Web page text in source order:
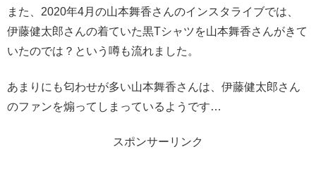
また、2020年4月の山本舞香さんのインスタライブでは、
伊藤健太郎さんの着ていた黒Tシャツを山本舞香さんがきて
いたのでは？という噂も流れました。
あまりにも匂わせが多い山本舞香さんは、伊藤健太郎さん
のファンを煽ってしまっているようです…
スポンサーリンク